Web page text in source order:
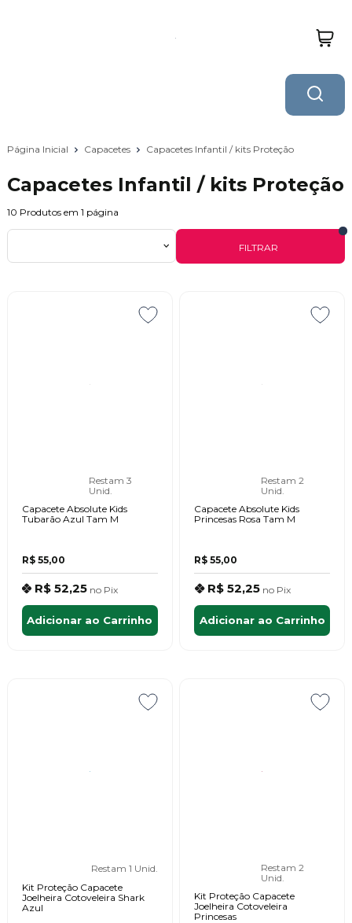
Página Inicial Capacetes Capacetes Infantil / kits Proteção
Capacetes Infantil / kits Proteção
10 Produtos em 1 página
FILTRAR
Restam 3
Unid.
Capacete Absolute Kids
Tubarão Azul Tam M
R$ 55,00
R$ 52,25 no Pix
Adicionar ao Carrinho
Restam 2
Unid.
Capacete Absolute Kids
Princesas Rosa Tam M
R$ 55,00
R$ 52,25 no Pix
Adicionar ao Carrinho
Restam 1 Unid.
Kit Proteção Capacete
Joelheira Cotoveleira Shark
Azul
Restam 2
Unid.
Kit Proteção Capacete
Joelheira Cotoveleira
Princesas